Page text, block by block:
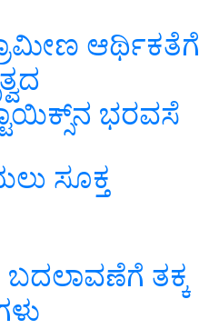
ಆರ್ಥಿಕತೆಗೆ
ಭರವಸೆ
ಸೂಕ್ತ
ತಕ್ಕ